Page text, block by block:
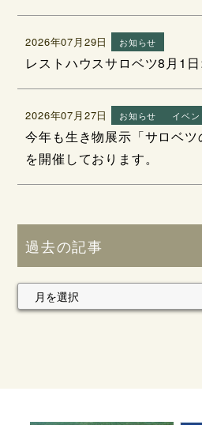
2026年07月29日 お知らせ
レストハウスサロベツ8月1日
2026年07月27日 お知らせ イベ
今年も生き物展示「サロベツ
を開催しております。
過去の記事